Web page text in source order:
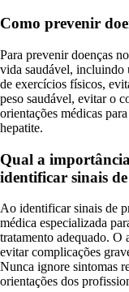
Como prevenir
Para prevenir doenças
vida saudável, incluindo
de exercícios físicos,
peso saudável, evitar o
orientações médicas
hepatite.
Qual a
identificar sinais
Ao identificar sinais de
médica especializada
tratamento adequado. O
evitar complicações
Nunca ignore sintomas
orientações dos